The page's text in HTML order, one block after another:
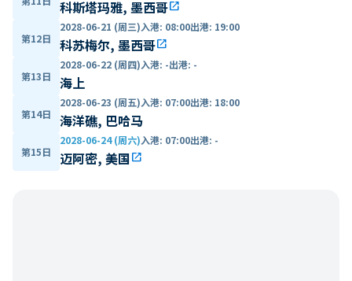
科斯塔玛雅, 墨西哥open_in_new
第12日
2028-06-21 (周三)入港: 08:00出港: 19:00
科苏梅尔, 墨西哥open_in_new
第13日
2028-06-22 (周四)入港: -出港: -
海上
第14日
2028-06-23 (周五)入港: 07:00出港: 18:00
海洋礁, 巴哈马
第15日
2028-06-24 (周六)入港: 07:00出港: -
迈阿密, 美国open_in_new